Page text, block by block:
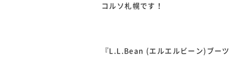
コルソ札幌です！
『L.L.Bean (エルエルビーン)ブー